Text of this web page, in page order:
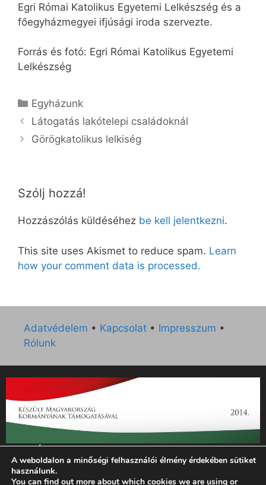
Egri Római Katolikus Egyetemi Lelkész­ség és a
főegyházmegyei ifjúsági iroda szervezte.
Forrás és fotó: Egri Római Katolikus Egyetemi
Lelkészség
Kategória
Egyházunk
Látogatás lakótelepi családoknál
Görögkatolikus lelkiség
Szólj hozzá!
Hozzászólás küldéséhez be kell jelentkezni.
This site uses Akismet to reduce spam. Learn
how your comment data is processed.
Adatvédelem • Kapcsolat • Impresszum •
Rólunk
„Az Új Ember katolikus hetilap 2014. évi működésének
támogatását az EGYH-KCP-14-P-0121 sz. támogatási
szerződés keretében 3 000 000 Ft összegben támogatta az
A weboldalon a minőségi felhasználói élmény érdekében sütiket
használunk.
You can find out more about which cookies we are using or